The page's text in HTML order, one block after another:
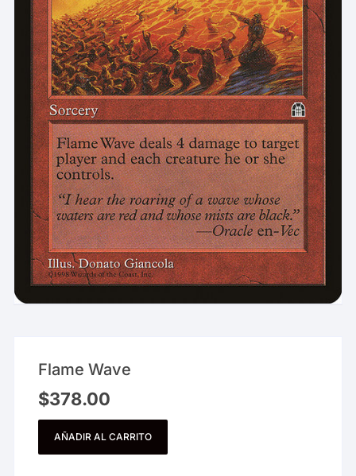
Flame Wave
$378.00
AÑADIR AL CARRITO